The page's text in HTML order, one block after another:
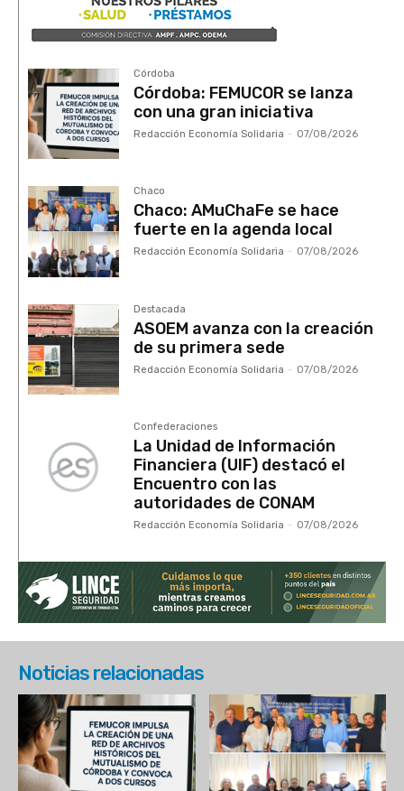
Córdoba
Córdoba: FEMUCOR se lanza
con una gran iniciativa
Redacción Economía Solidaria - 07/08/2026
Chaco
Chaco: AMuChaFe se hace
fuerte en la agenda local
Redacción Economía Solidaria - 07/08/2026
Destacada
ASOEM avanza con la creación
de su primera sede
Redacción Economía Solidaria - 07/08/2026
Confederaciones
La Unidad de Información
Financiera (UIF) destacó el
Encuentro con las
autoridades de CONAM
Redacción Economía Solidaria - 07/08/2026
Noticias relacionadas